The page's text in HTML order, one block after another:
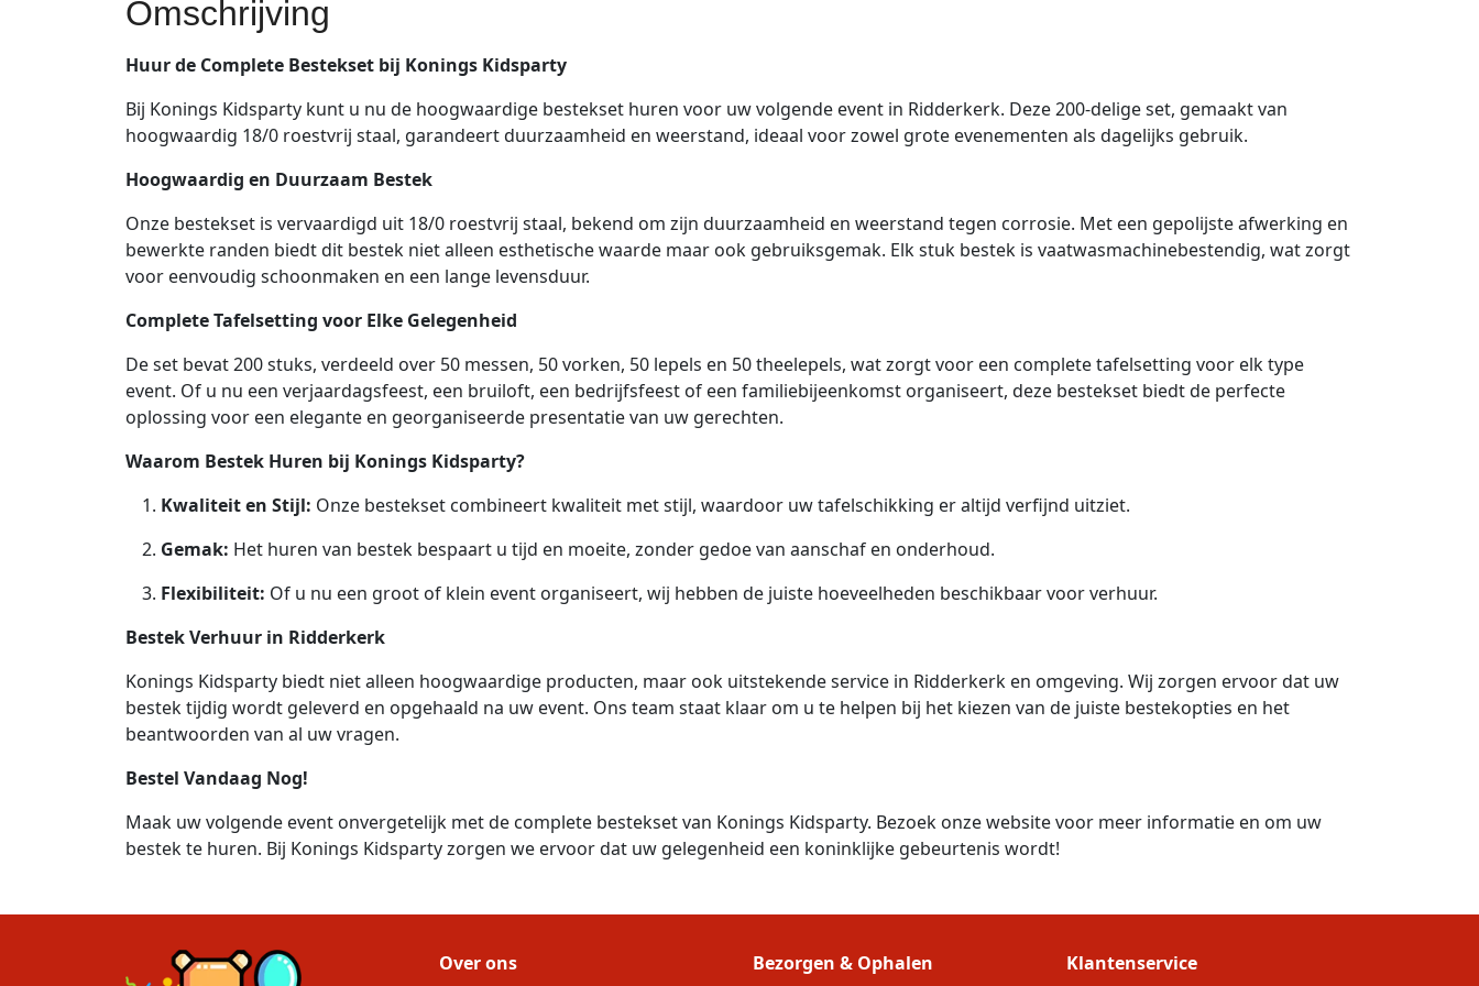
Omschrijving
Huur de Complete Bestekset bij Konings Kidsparty
Bij Konings Kidsparty kunt u nu de hoogwaardige bestekset huren voor uw volgende event in Ridderkerk. Deze 200-delige set, gemaakt van
hoogwaardig 18/0 roestvrij staal, garandeert duurzaamheid en weerstand, ideaal voor zowel grote evenementen als dagelijks gebruik.
Hoogwaardig en Duurzaam Bestek
Onze bestekset is vervaardigd uit 18/0 roestvrij staal, bekend om zijn duurzaamheid en weerstand tegen corrosie. Met een gepolijste afwerking en
bewerkte randen biedt dit bestek niet alleen esthetische waarde maar ook gebruiksgemak. Elk stuk bestek is vaatwasmachinebestendig, wat zorgt
voor eenvoudig schoonmaken en een lange levensduur.
Complete Tafelsetting voor Elke Gelegenheid
De set bevat 200 stuks, verdeeld over 50 messen, 50 vorken, 50 lepels en 50 theelepels, wat zorgt voor een complete tafelsetting voor elk type
event. Of u nu een verjaardagsfeest, een bruiloft, een bedrijfsfeest of een familiebijeenkomst organiseert, deze bestekset biedt de perfecte
oplossing voor een elegante en georganiseerde presentatie van uw gerechten.
Waarom Bestek Huren bij Konings Kidsparty?
Kwaliteit en Stijl: Onze bestekset combineert kwaliteit met stijl, waardoor uw tafelschikking er altijd verfijnd uitziet.
Gemak: Het huren van bestek bespaart u tijd en moeite, zonder gedoe van aanschaf en onderhoud.
Flexibiliteit: Of u nu een groot of klein event organiseert, wij hebben de juiste hoeveelheden beschikbaar voor verhuur.
Bestek Verhuur in Ridderkerk
Konings Kidsparty biedt niet alleen hoogwaardige producten, maar ook uitstekende service in Ridderkerk en omgeving. Wij zorgen ervoor dat uw
bestek tijdig wordt geleverd en opgehaald na uw event. Ons team staat klaar om u te helpen bij het kiezen van de juiste bestekopties en het
beantwoorden van al uw vragen.
Bestel Vandaag Nog!
Maak uw volgende event onvergetelijk met de complete bestekset van Konings Kidsparty. Bezoek onze website voor meer informatie en om uw
bestek te huren. Bij Konings Kidsparty zorgen we ervoor dat uw gelegenheid een koninklijke gebeurtenis wordt!
Over ons Bezorgen & Ophalen Klantenservice